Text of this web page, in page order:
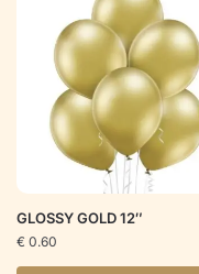
GLOSSY GOLD 12″
€ 0.60